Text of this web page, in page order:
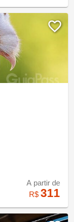
A partir de
R$ 311